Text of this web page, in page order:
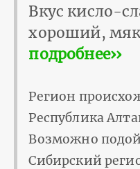
Вкус кисло-
хороший,
подробнее››
Регион
Республика
Возможно
Сибирский